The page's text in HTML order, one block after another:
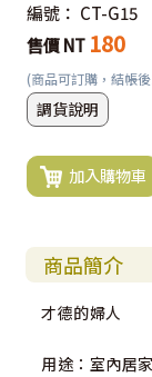
編號： CT-G15
售價 NT 180
(商品可訂購，結帳
調貨說明
加入購物車
商品簡介
才德的婦人
用途：室內居